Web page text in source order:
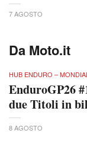
7 AGOSTO
Da Moto.it
HUB ENDURO –
EnduroGP26
due Titoli in
8 AGOSTO